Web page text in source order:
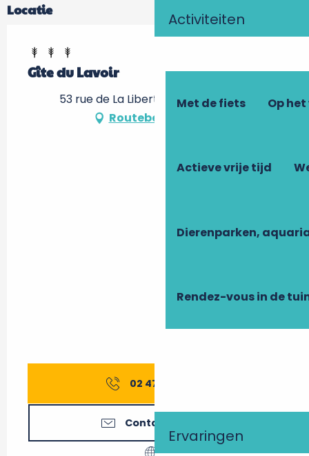
Activiteiten
Met de fiets Op
Actieve vrije tijd
Dierenparken,
Rendez-vous in de
Ervaringen
Locatie
Gîte du Lavoir
53 rue de La Liberté, 37310 Tauxigny
Routebeschrijving
02 47 27 56
Contacteer ons